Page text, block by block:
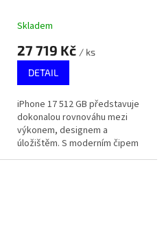
Skladem
27 719 Kč / ks
DETAIL
iPhone 17 512 GB představuje
dokonalou rovnováhu mezi
výkonem, designem a
úložištěm. S moderním čipem
Apple a velkou kapacitou je